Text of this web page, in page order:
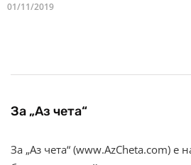
01/11/2019
За „Аз чета“
За „Аз чета“ (www.AzCheta.com) е